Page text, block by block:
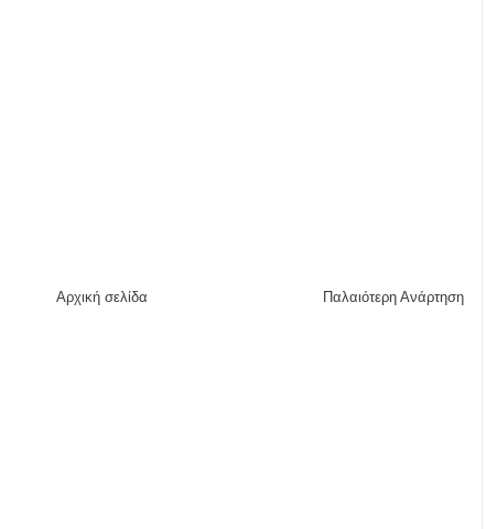
Παλαιότερη Ανάρτηση
Αρχική σελίδα